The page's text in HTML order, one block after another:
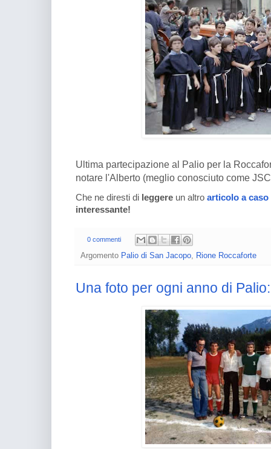
Ultima partecipazione al Palio per la
notare l'Alberto (meglio conosciuto come
Che ne diresti di leggere un altro articolo a caso
interessante!
0 commenti
Argomento Palio di San Jacopo, Rione Roccaforte
Una foto per ogni anno di